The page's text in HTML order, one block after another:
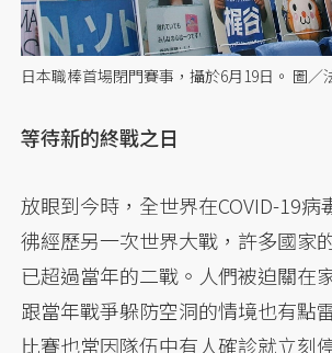
日本職棒首場閉門賽事，攝於6月19日。 圖／
等待新的終戰之日
放眼到今時，全世界在COVID-19病
彿經歷另一次世界大戰，許多國家
已超過當年的二戰。人們被迫關在
跟當年戰爭躲防空洞的情境也有點
比賽也常因隊伍中有人確診就立刻